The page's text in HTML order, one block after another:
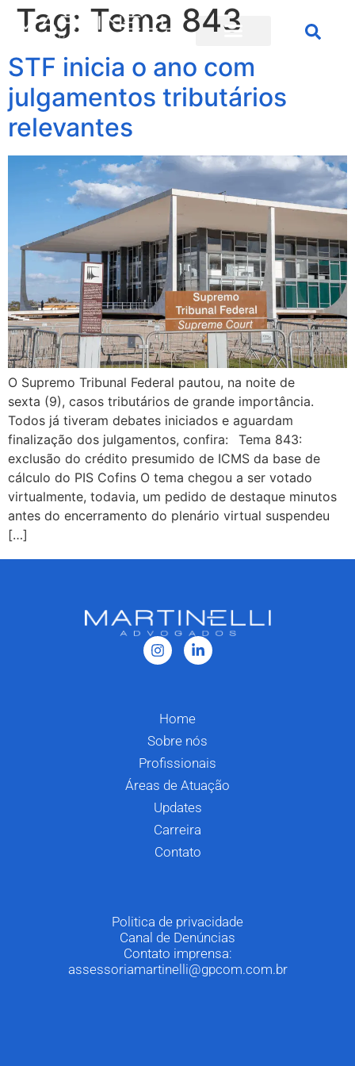
Tag: Tema 843
STF inicia o ano com
julgamentos tributários
relevantes
O Supremo Tribunal Federal pautou, na noite de
sexta (9), casos tributários de grande importância.
Todos já tiveram debates iniciados e aguardam
finalização dos julgamentos, confira: Tema 843:
exclusão do crédito presumido de ICMS da base de
cálculo do PIS Cofins O tema chegou a ser votado
virtualmente, todavia, um pedido de destaque minutos
antes do encerramento do plenário virtual suspendeu
[…]
Home
Sobre nós
Profissionais
Áreas de Atuação
Updates
Carreira
Contato
Politica de privacidade
Canal de Denúncias
Contato imprensa:
assessoriamartinelli@gpcom.com.br